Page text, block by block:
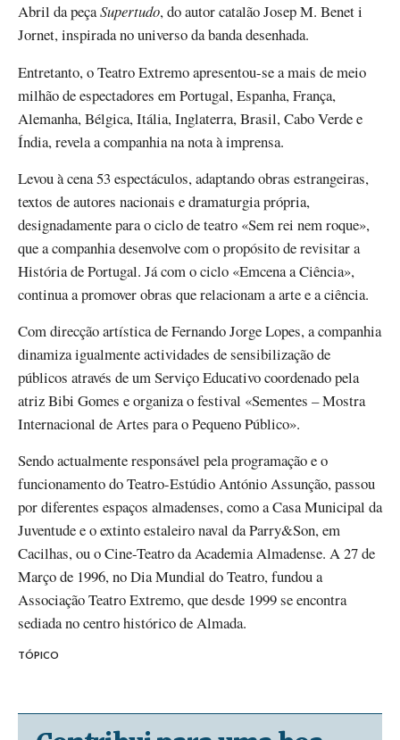
Abril da peçaSupertudo, do autor catalão Josep M. Benet i
Jornet, inspirada no universo da banda desenhada.
Entretanto, o Teatro Extremo apresentou-se a mais de meio
milhão de espectadores em Portugal, Espanha, França,
Alemanha, Bélgica, Itália, Inglaterra, Brasil, Cabo Verde e
Índia, revela a companhia na nota à imprensa.
Levou à cena 53 espectáculos, adaptando obras estrangeiras,
textos de autores nacionais e dramaturgia própria,
designadamente para o ciclo de teatro «Sem rei nem roque»,
que a companhia desenvolve com o propósito de revisitar a
História de Portugal. Já com o ciclo «Emcena a Ciência»,
continua a promover obras que relacionam a arte e a ciência.
Com direcção artística de Fernando Jorge Lopes, a companhia
dinamiza igualmente actividades de sensibilização de
públicos através de um Serviço Educativo coordenado pela
atriz Bibi Gomes e organiza o festival «Sementes – Mostra
Internacional de Artes para o Pequeno Público».
Sendo actualmente responsável pela programação e o
funcionamento do Teatro-Estúdio António Assunção, passou
por diferentes espaços almadenses, como a Casa Municipal da
Juventude e o extinto estaleiro naval da Parry&Son, em
Cacilhas, ou o Cine-Teatro da Academia Almadense. A 27 de
Março de 1996, no Dia Mundial do Teatro, fundou a
Associação Teatro Extremo, que desde 1999 se encontra
sediada no centro histórico de Almada.
TÓPICO